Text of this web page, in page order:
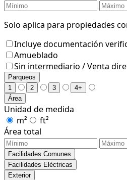
Solo aplica para propiedades
Incluye documentación
Amueblado
Sin intermediario / Venta
Parqueos
1
2 3
4+
Área
Unidad de medida
m²
ft²
Área total
Facilidades Comunes
Facilidades Eléctricas
Exterior